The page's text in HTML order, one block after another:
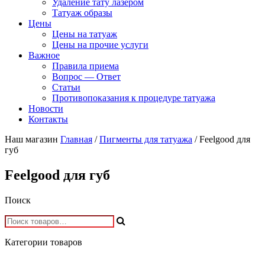
Удаление тату лазером
Татуаж образы
Цены
Цены на татуаж
Цены на прочие услуги
Важное
Правила приема
Вопрос — Ответ
Статьи
Противопоказания к процедуре татуажа
Новости
Контакты
Наш магазин Главная /Пигменты для татуажа / Feelgood для
губ
Feelgood для губ
Поиск
Категории товаров